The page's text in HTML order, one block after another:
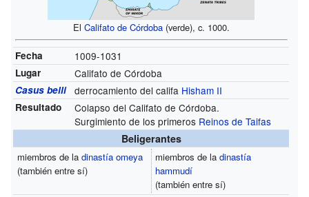
El Califato de Córdoba(verde), c. 1000.
Fecha 1009-1031
Lugar Califato de Córdoba
Casus belli derrocamiento del califa Hisham II
Resultado
Colapso del Califato de Córdoba.
Surgimiento de los primeros Reinos de Taifas
Beligerantes
miembros de la dinastía omeya
(también entre sí)
miembros de ladinastía
hammudí
(también entre sí)